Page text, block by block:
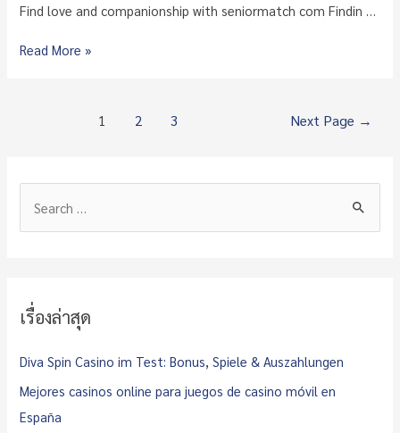
uk
sex
Find love and companionship with seniormatch com Findin …
Find
Read More »
1 2 3 Next Page →
h
r
:
เรื่องล่าสุด
Diva Spin Casino im Test: Bonus, Spiele & Auszahlungen
Mejores casinos online para juegos de casino móvil en
España